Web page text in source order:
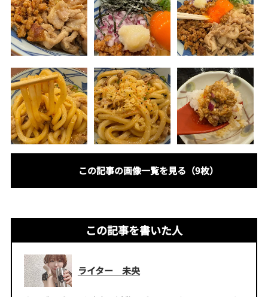
この記事の画像一覧を見る（9枚）
この記事を書いた人
ライター 未央